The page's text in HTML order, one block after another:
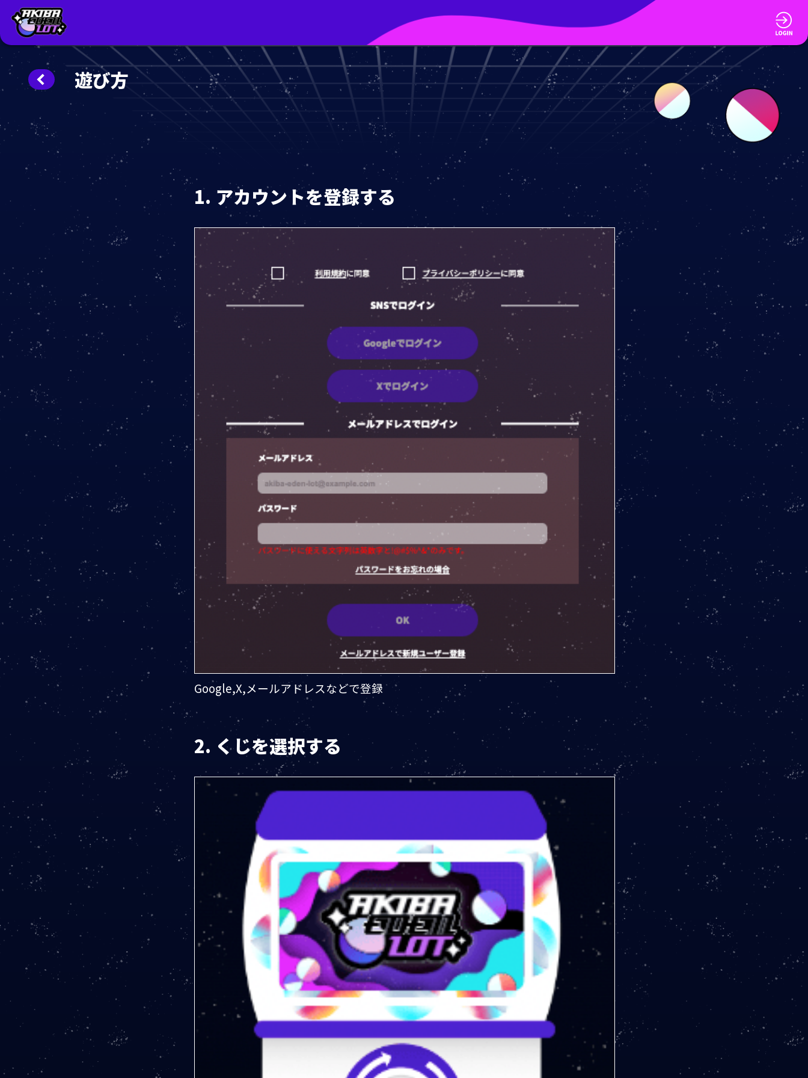
遊び方
1. アカウントを登録する
Google,X,メールアドレスなどで登録
2. くじを選択する